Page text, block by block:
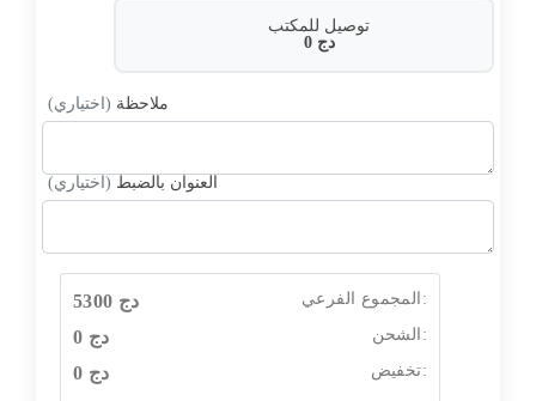
توصيل للمكتب
0 دج
ملاحظة (اختياري)
العنوان بالضبط (اختياري)
5300 دج المجموع الفرعي:
0 دج الشحن:
0 دج تخفيض: